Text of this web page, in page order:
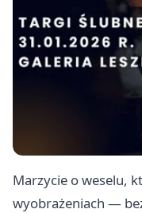
Marzycie o weselu,
wyobrażeniach —